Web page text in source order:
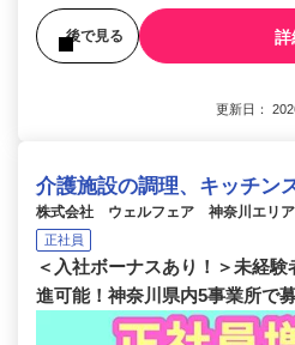
後で見る 詳
更新日：
介護施設の調理、キッチン
株式会社 ウェルフェア 神奈川エリア
正社員
＜入社ボーナスあり！＞未経
進可能！神奈川県内5事業所で